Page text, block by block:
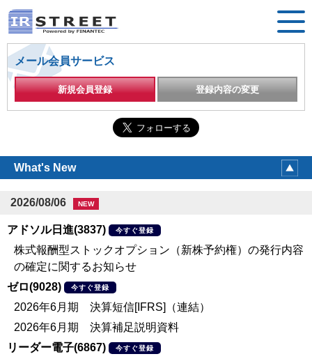
メール会員サービス
新規会員登録 登録内容の変更
What's New
2026/08/06 NEW
アドソル日進(3837) 今すぐ登録
株式報酬型ストックオプション（新株予約権）の発行内容
の確定に関するお知らせ
ゼロ(9028)
今すぐ登録
2026年6月期 決算短信[IFRS]（連結）
2026年6月期 決算補足説明資料
リーダー電子(6867)
今すぐ登録